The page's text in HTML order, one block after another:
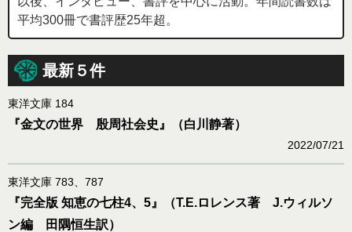
平均300冊で書評歴25年超。
最新５件
東洋文庫 184
『金文の世界 殷周社会史』（白川静著）
2022/07/21
東洋文庫 783、787
『完全版 知恵の七柱4、5』（T.E.ロレンス著 J.ウィルソ
ン編 田隅恒生訳）